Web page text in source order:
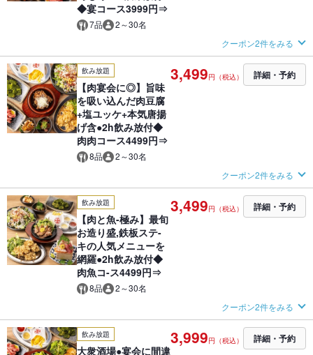
◆宴コース3999円⇒
7品 2～30名
クーポン2件をみる
飲み放題
【肉宴会に◎】旨味
を吸い込んだ肉豆腐
+塩ユッケ+本気唐揚
げ含●2h飲み放付◆
肉肉コース4499円⇒
8品 2～30名
3,499円（税込） 詳細・予約
クーポン2件をみる
飲み放題
【肉と魚-極み】最旬
お造り盛,鉄板ステ-
キの人気メニューを
網羅●2h飲み放付◆
肉魚コ-ス4499円⇒
8品 2～30名
3,499円（税込） 詳細・予約
クーポン2件をみる
飲み放題
大衆酒場●宴会に間違
3,999円（税込） 詳細・予約